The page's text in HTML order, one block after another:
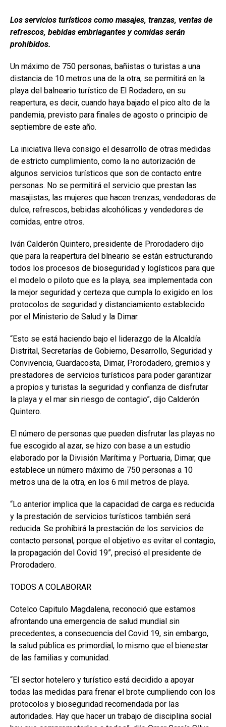
Los servicios turísticos como masajes, tranzas, ventas de
refrescos, bebidas embriagantes y comidas serán
prohibidos.
Un máximo de 750 personas, bañistas o turistas a una
distancia de 10 metros una de la otra, se permitirá en la
playa del balneario turístico de El Rodadero, en su
reapertura, es decir, cuando haya bajado el pico alto de la
pandemia, previsto para finales de agosto o principio de
septiembre de este año.
La iniciativa lleva consigo el desarrollo de otras medidas
de estricto cumplimiento, como la no autorización de
algunos servicios turísticos que son de contacto entre
personas. No se permitirá el servicio que prestan las
masajistas, las mujeres que hacen trenzas, vendedoras de
dulce, refrescos, bebidas alcohólicas y vendedores de
comidas, entre otros.
Iván Calderón Quintero, presidente de Prorodadero dijo
que para la reapertura del blneario se están estructurando
todos los procesos de bioseguridad y logísticos para que
el modelo o piloto que es la playa, sea implementada con
la mejor seguridad y certeza que cumpla lo exigido en los
protocolos de seguridad y distanciamiento establecido
por el Ministerio de Salud y la Dimar.
“Esto se está haciendo bajo el liderazgo de la Alcaldía
Distrital, Secretarías de Gobierno, Desarrollo, Seguridad y
Convivencia, Guardacosta, Dimar, Prorodadero, gremios y
prestadores de servicios turísticos para poder garantizar
a propios y turistas la seguridad y confianza de disfrutar
la playa y el mar sin riesgo de contagio”, dijo Calderón
Quintero.
El número de personas que pueden disfrutar las playas no
fue escogido al azar, se hizo con base a un estudio
elaborado por la División Marítima y Portuaria, Dimar, que
establece un número máximo de 750 personas a 10
metros una de la otra, en los 6 mil metros de playa.
“Lo anterior implica que la capacidad de carga es reducida
y la prestación de servicios turísticos también será
reducida. Se prohibirá la prestación de los servicios de
contacto personal, porque el objetivo es evitar el contagio,
la propagación del Covid 19”, precisó el presidente de
Prorodadero.
TODOS A COLABORAR
Cotelco Capitulo Magdalena, reconoció que estamos
afrontando una emergencia de salud mundial sin
precedentes, a consecuencia del Covid 19, sin embargo,
la salud pública es primordial, lo mismo que el bienestar
de las familias y comunidad.
“El sector hotelero y turístico está decidido a apoyar
todas las medidas para frenar el brote cumpliendo con los
protocolos y bioseguridad recomendada por las
autoridades. Hay que hacer un trabajo de disciplina social